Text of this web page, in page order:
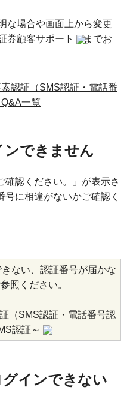
な場合や画面上から変更
券顧客サポート
までお
認証（SMS認証・電話番
一覧
ンできません
確認ください。」が表示さ
に相違がないかご確認く
ない、認証番号が届かな
照ください。
（SMS認証・電話番号認
認証～
インできない